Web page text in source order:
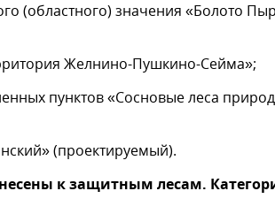
(областного) значения «Болото
Желнино-Пушкино-Сейма»;
пунктов «Сосновые леса
(проектируемый).
к защитным лесам.